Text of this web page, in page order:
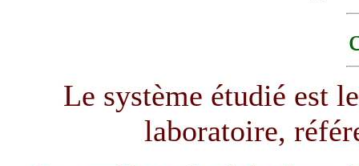
Le système étudié est
laboratoire,